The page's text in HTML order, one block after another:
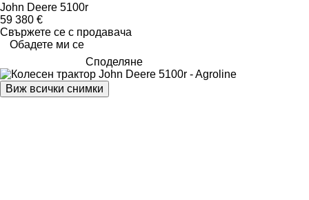
John Deere 5100r
59 380 €
Свържете се с продавача
Обадете ми се
Споделяне
Виж всички снимки